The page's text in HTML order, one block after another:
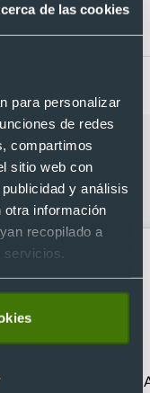
de las cookies
para personalizar
de redes
compartimos
sitio web con
y análisis
otra información
recopilado a
Desde 0,58 €
forma de
para